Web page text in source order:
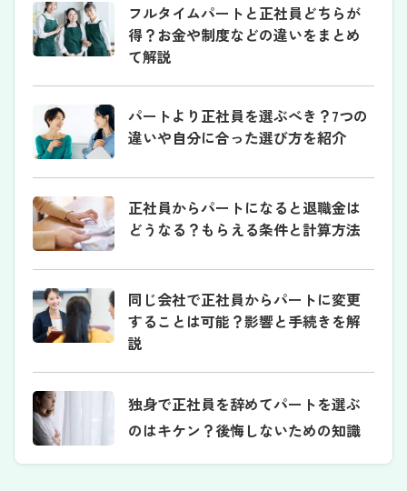
フルタイムパートと正社員どちらが
得？お金や制度などの違いをまとめ
て解説
パートより正社員を選ぶべき？7つの
違いや自分に合った選び方を紹介
正社員からパートになると退職金は
どうなる？もらえる条件と計算方法
同じ会社で正社員からパートに変更
することは可能？影響と手続きを解
説
独身で正社員を辞めてパートを選ぶ
のはキケン？後悔しないための知識